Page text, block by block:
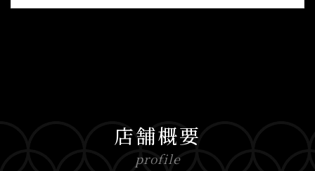
店舗概要
profile